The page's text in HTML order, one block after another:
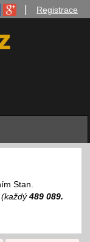
Registrace
Stan.
(každý 489 089.